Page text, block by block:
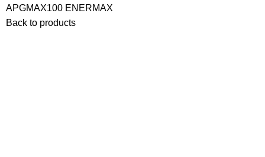
APGMAX100 ENERMAX
Back to products